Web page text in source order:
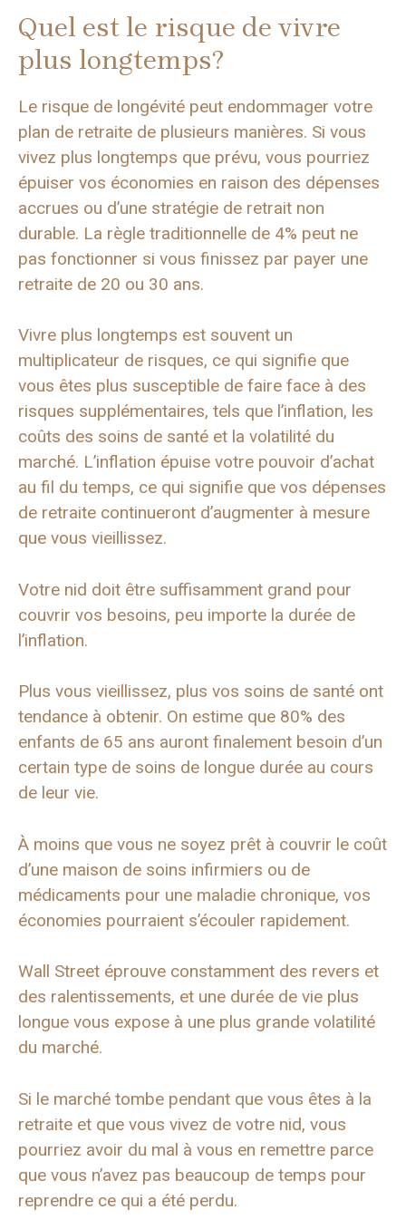
Quel est le risque de vivre
plus longtemps?
Le risque de longévité peut endommager votre
plan de retraite de plusieurs manières. Si vous
vivez plus longtemps que prévu, vous pourriez
épuiser vos économies en raison des dépenses
accrues ou d’une stratégie de retrait non
durable. La règle traditionnelle de 4% peut ne
pas fonctionner si vous finissez par payer une
retraite de 20 ou 30 ans.
Vivre plus longtemps est souvent un
multiplicateur de risques, ce qui signifie que
vous êtes plus susceptible de faire face à des
risques supplémentaires, tels que l’inflation, les
coûts des soins de santé et la volatilité du
marché. L’inflation épuise votre pouvoir d’achat
au fil du temps, ce qui signifie que vos dépenses
de retraite continueront d’augmenter à mesure
que vous vieillissez.
Votre nid doit être suffisamment grand pour
couvrir vos besoins, peu importe la durée de
l’inflation.
Plus vous vieillissez, plus vos soins de santé ont
tendance à obtenir. On estime que 80% des
enfants de 65 ans auront finalement besoin d’un
certain type de soins de longue durée au cours
de leur vie.
À moins que vous ne soyez prêt à couvrir le coût
d’une maison de soins infirmiers ou de
médicaments pour une maladie chronique, vos
économies pourraient s’écouler rapidement.
Wall Street éprouve constamment des revers et
des ralentissements, et une durée de vie plus
longue vous expose à une plus grande volatilité
du marché.
Si le marché tombe pendant que vous êtes à la
retraite et que vous vivez de votre nid, vous
pourriez avoir du mal à vous en remettre parce
que vous n’avez pas beaucoup de temps pour
reprendre ce qui a été perdu.